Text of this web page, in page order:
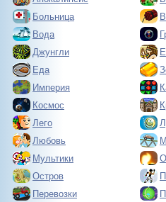
Больница
Вода
Джунгли
Еда
Империя
Космос
Лего
Любовь
Мультики
Остров
Перевозки